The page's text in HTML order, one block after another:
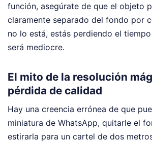
función, asegúrate de que el objeto
claramente separado del fondo por
no lo está, estás perdiendo el
será mediocre.
El mito de la resolución
pérdida de calidad
Hay una creencia errónea de que
miniatura de WhatsApp, quitarle el
estirarla para un cartel de dos